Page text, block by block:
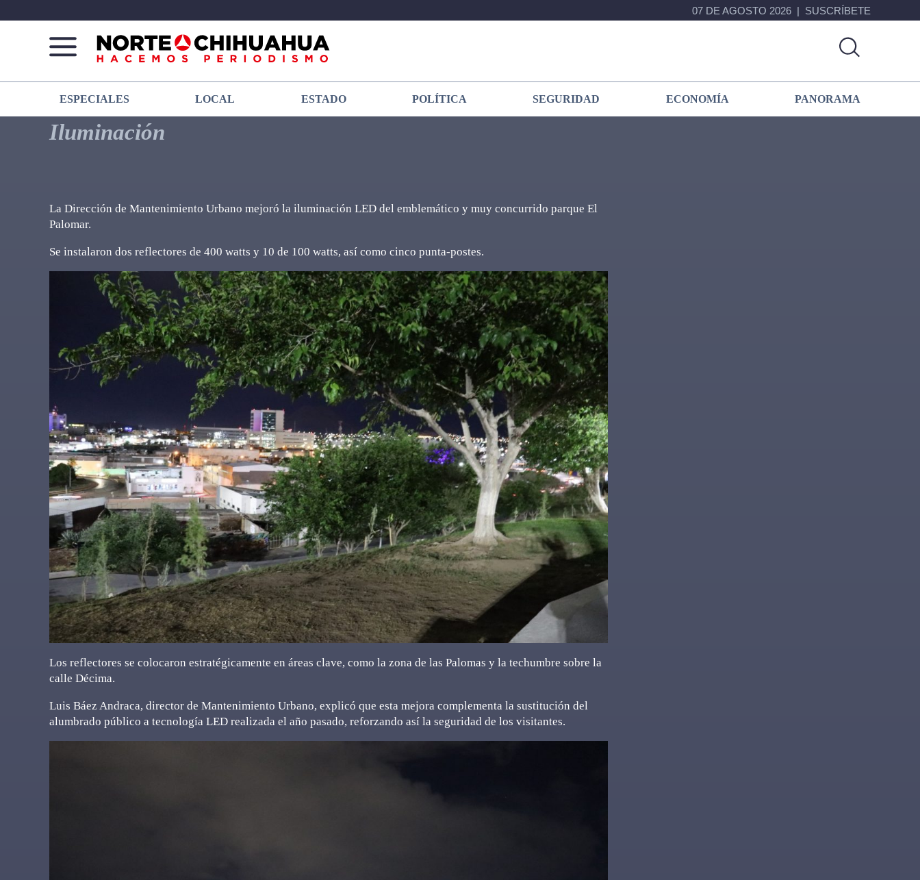
07 DE AGOSTO 2026 SUSCRÍBETE
Norte
De
Chihuahua
Más
que
noticias,
hacemos periodismo
ESPECIALES LOCAL ESTADO POLÍTICA SEGURIDAD ECONOMÍA PANORAMA
Iluminación
La Dirección de Mantenimiento Urbano mejoró la iluminación LED del emblemático y muy concurrido parque El
Palomar.
Se instalaron dos reflectores de 400 watts y 10 de 100 watts, así como cinco punta-postes.
Los reflectores se colocaron estratégicamente en áreas clave, como la zona de las Palomas y la techumbre sobre la
calle Décima.
Luis Báez Andraca, director de Mantenimiento Urbano, explicó que esta mejora complementa la sustitución del
alumbrado público a tecnología LED realizada el año pasado, reforzando así la seguridad de los visitantes.